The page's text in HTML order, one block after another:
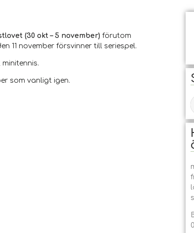
(30 okt – 5 november) förutom
11 november försvinner till seriespel.
som vanligt igen.